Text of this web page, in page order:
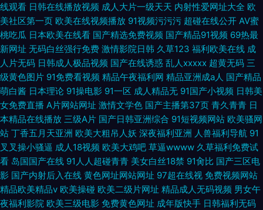
线观看 日韩在线播放视频 成人大片一级天天 内射性爱网址大全 欧
美社区第一页 欧美在线视频播放 91视频污污污 超碰在线公开 AV蜜
桃吃瓜 日本欧美在线看 国产精选免费视频 国产精品91视频 69热最
新网址 无码白丝强行免费 激情影院日韩 久草123 福利欧美在线 成
人片无码 日韩成人极品视频 国产在线诱惑 乱人xxxxx 超黄无码 三
级黄色图片 91免费看视频 精品午夜福利网 精品亚洲成a人 国产精品
萌白酱 日本理论 91操电影 91一区 成人精品无 91国产小视频 日韩美
女免费直播 A片网站网址 激情文学色 国产主播第37页 青久青青 日
本精品在线播放 三级A片 国产日韩亚洲综合 91短视频网站 欧美骚网
站 丁香五月天亚洲 欧美大粗吊人妖 深夜福利亚洲 人兽福利导航 91
叉叉操小骚逼 成人18视频 欧美大鸡吧 草逼wwww 久草福利免费试
看 岛国国产在线 91人人超碰青青 美女白丝18禁 91肏比 国产三区电
影 国产内射后入在线 黄色网址网站网址 97超在线视 免费视频网站
精品欧美精品v 欧美操碰 欧美二级片网址 精品成人无码视频 男女午
夜福利影院 欧美三级电影 免费黄色网址 成年版快手 日韩福利无码